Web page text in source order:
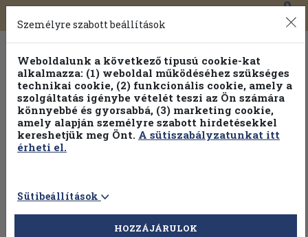
Toggle
navigation
0
Válogasson több mint 30 000 kötet közül
Hobbi témakörökben20% kedvezménnyel!
Vissza az előző oldalra Válasszon példányt
Személyre szabott beállítások
Weboldalunk a következő típusú cookie-kat
alkalmazza: (1) weboldal működéséhez szükséges
technikai cookie, (2) funkcionális cookie, amely a
szolgáltatás igénybe vételét teszi az Ön számára
könnyebbé és gyorsabbá, (3) marketing cookie,
amely alapján személyre szabott hirdetésekkel
kereshetjük meg Önt. A sütiszabályzatunkat itt
érheti el.
Sütibeállítások
HOZZÁJÁRULOK